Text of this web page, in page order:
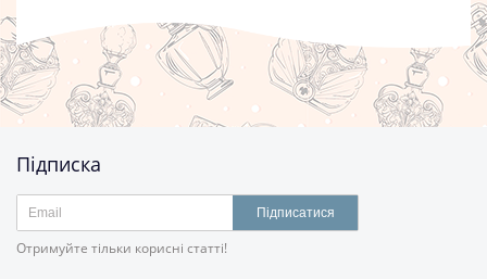
Підписка
Підписатися
Отримуйте тільки корисні статті!